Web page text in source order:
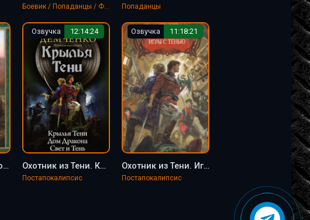
Боевик / Попаданцы / Фантастика, фэнтези Попаданцы
Воздушный стрелок. Боярич - Антон Демченко (книга 1)
Озвучка 12:14:24
Охотник из Тени. Крылья Тени - Антон Демченко (4)
Постапокалипсис
Озвучка 11:18:21
Охотник из Тени. Игры с Тенью - Антон Демченко (2)
Постапокалипсис